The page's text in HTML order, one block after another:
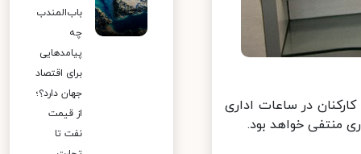
در ساعات اداری
باب‌المندب
چه
پیامدهایی
برای اقتصاد
جهان دارد؟؛
از قیمت
نفت تا